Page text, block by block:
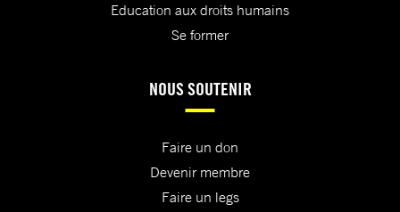
Education aux droits humains
Se former
NOUS SOUTENIR
Faire un don
Devenir membre
Faire un legs